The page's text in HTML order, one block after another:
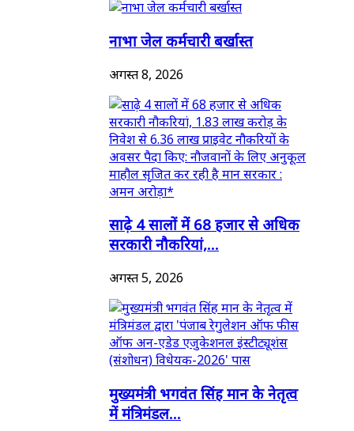
नाभा जेल कर्मचारी बर्खास्त
अगस्त 8, 2026
साढ़े 4 सालों में 68 हजार से अधिक
सरकारी नौकरियां,...
अगस्त 5, 2026
मुख्यमंत्री भगवंत सिंह मान के नेतृत्व
में मंत्रिमंडल...